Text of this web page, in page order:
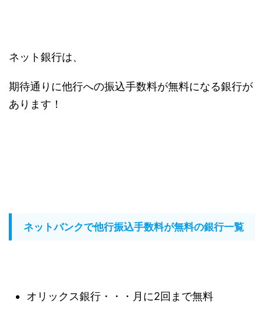
ネット銀行は、
期待通りに他行への振込手数料が無料になる銀行が
あります！
ネットバンクで他行振込手数料が無料の銀行一覧
オリックス銀行・・・月に2回まで無料